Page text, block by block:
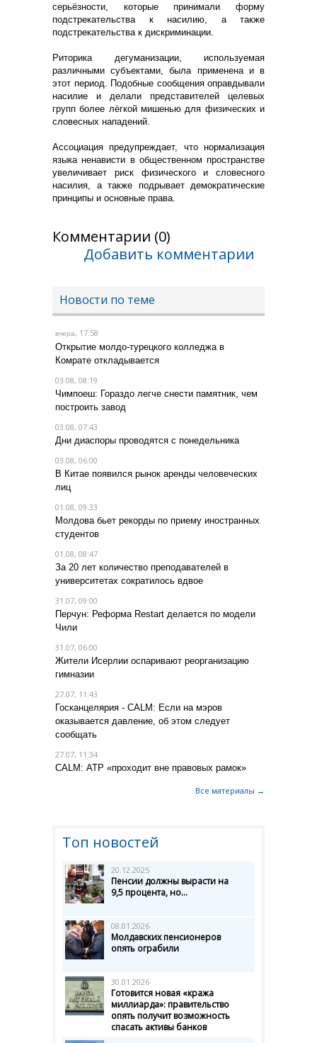
серьёзности, которые принимали форму
подстрекательства к насилию, а также
подстрекательства к дискриминации.
Риторика дегуманизации, используемая
различными субъектами, была применена и в
этот период. Подобные сообщения оправдывали
насилие и делали представителей целевых
групп более лёгкой мишенью для физических и
словесных нападений.
Ассоциация предупреждает, что нормализация
языка ненависти в общественном пространстве
увеличивает риск физического и словесного
насилия, а также подрывает демократические
принципы и основные права.
Комментарии (0)
Добавить комментарии
Новости по теме
вчера, 17:58
Открытие молдо-турецкого колледжа в
Комрате откладывается
03.08, 08:19
Чимпоеш: Гораздо легче снести памятник, чем
построить завод
03.08, 07:43
Дни диаспоры проводятся с понедельника
03.08, 06:00
В Китае появился рынок аренды человеческих
лиц
01.08, 09:33
Молдова бьет рекорды по приему иностранных
студентов
01.08, 08:47
За 20 лет количество преподавателей в
университетах сократилось вдвое
31.07, 09:00
Перчун: Реформа Restart делается по модели
Чили
31.07, 06:00
Жители Исерлии оспаривают реорганизацию
гимназии
27.07, 11:43
Госканцелярия - CALM: Если на мэров
оказывается давление, об этом следует
сообщать
27.07, 11:34
CALM: АТР «проходит вне правовых рамок»
Все материалы →
Топ новостей
20.12.2025
Пенсии должны вырасти на
9,5 процента, но...
08.01.2026
Молдавских пенсионеров
опять ограбили
30.01.2026
Готовится новая «кража
миллиарда»: правительство
опять получит возможность
спасать активы банков